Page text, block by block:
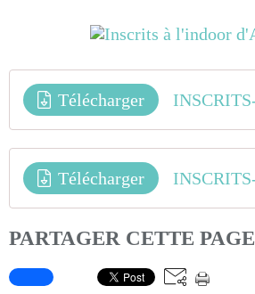
Télécharger
Télécharger
PARTAGER CETTE PAGE